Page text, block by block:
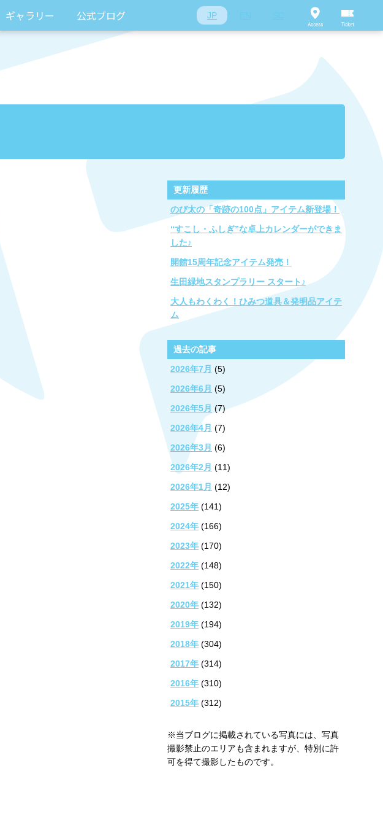
ギャラリー 公式ブログ JP
更新履歴
のび太の「奇跡の100点」アイテム新登場！
“すこし・ふしぎ”な卓上カレンダーができま
した♪
開館15周年記念アイテム発売！
生田緑地スタンプラリー スタート♪
大人もわくわく！ひみつ道具＆発明品アイテ
ム
過去の記事
2026年7月 (5)
2026年6月 (5)
2026年5月 (7)
2026年4月 (7)
2026年3月 (6)
2026年2月 (11)
2026年1月 (12)
2025年 (141)
2024年 (166)
2023年 (170)
2022年 (148)
2021年 (150)
2020年 (132)
2019年 (194)
2018年 (304)
2017年 (314)
2016年 (310)
2015年 (312)
※当ブログに掲載されている写真には、写真
撮影禁止のエリアも含まれますが、特別に許
可を得て撮影したものです。